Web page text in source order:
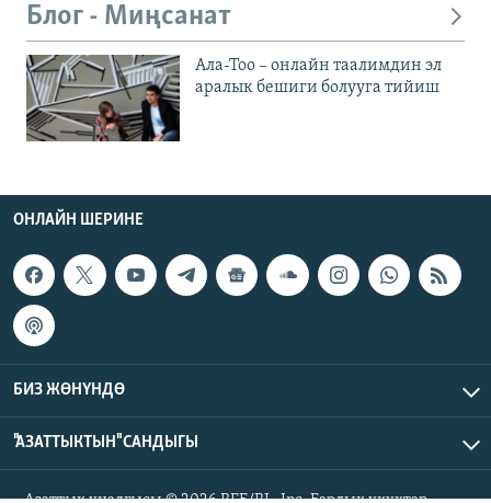
Блог - Миңсанат
Ала-Тоо – онлайн таалимдин эл
аралык бешиги болууга тийиш
ОНЛАЙН ШЕРИНЕ
БИЗ ЖӨНҮНДӨ
"АЗАТТЫКТЫН" САНДЫГЫ